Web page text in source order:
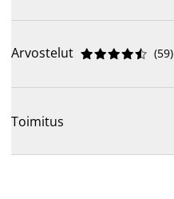
Arvostelut 




 (59)
Toimitus